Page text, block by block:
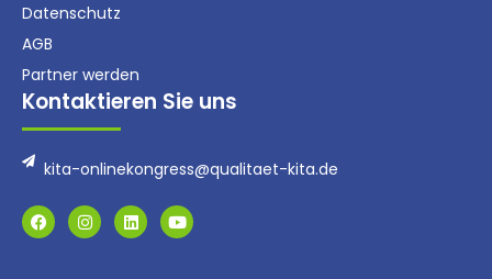
Datenschutz
AGB
Partner werden
Kontaktieren Sie uns
kita-onlinekongress@qualitaet-kita.de
F
a
c
I
n
s
L
i
n
Y
o
u